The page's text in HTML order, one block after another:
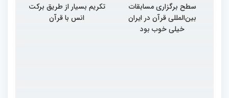
سطح برگزاری مسابقات
بین‌المللی قرآن در ایران
خیلی خوب بود
تکریم بسیار از طریق برکت
انس با قرآن